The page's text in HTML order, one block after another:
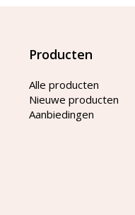
Producten
Alle producten
Nieuwe producten
Aanbiedingen